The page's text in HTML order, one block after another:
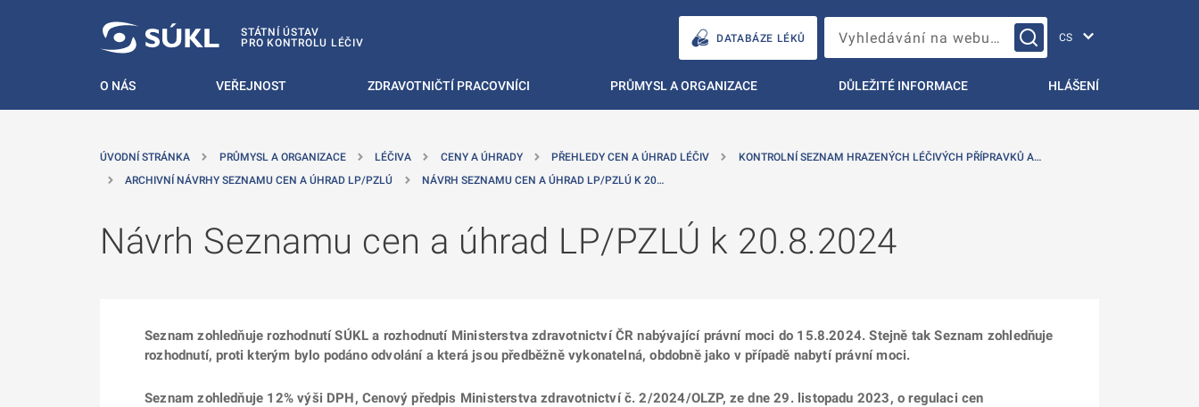
STÁTNÍ ÚSTAV
PRO KONTROLU LÉČIV
DATABÁZE LÉKŮ Vyhledávání na webu…
O NÁS VEŘEJNOST ZDRAVOTNIČTÍ PRACOVNÍCI PRŮMYSL A ORGANIZACE DŮLEŽITÉ INFORMACE HLÁŠENÍ
ÚVODNÍ STRÁNKA PRŮMYSL A ORGANIZACE LÉČIVA CENY A ÚHRADY PŘEHLEDY CEN A ÚHRAD LÉČIV
KONTROLNÍ SEZNAM HRAZENÝCH LÉČIVÝCH PŘÍPRAVKŮ A…
ARCHIVNÍ NÁVRHY SEZNAMU CEN A ÚHRAD LP/PZLÚ
NÁVRH SEZNAMU CEN A ÚHRAD LP/PZLÚ K 20…
Návrh Seznamu cen a úhrad LP/PZLÚ k 20.8.2024
Seznam zohledňuje rozhodnutí SÚKL a rozhodnutí Ministerstva zdravotnictví ČR nabývající právní moci do 15.8.2024. Stejně tak Seznam zohledňuje
rozhodnutí, proti kterým bylo podáno odvolání a která jsou předběžně vykonatelná, obdobně jako v případě nabytí právní moci.
Seznam zohledňuje 12% výši DPH, Cenový předpis Ministerstva zdravotnictví č. 2/2024/OLZP, ze dne 29. listopadu 2023, o regulaci cen